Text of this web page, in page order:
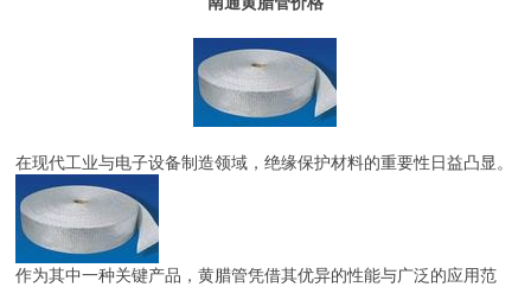
在现代工业与电子设备制造领域，绝缘保护材料的重要性日益凸显。
作为其中一种关键产品，黄腊管凭借其优异的性能与广泛的应用范